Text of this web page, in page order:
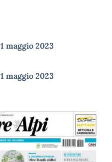
maggio 2023
maggio 2023